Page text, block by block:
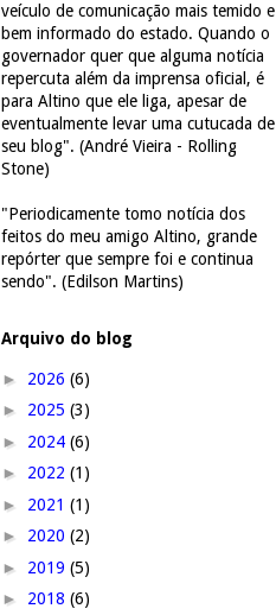
veículo de comunicação mais temido e
bem informado do estado. Quando o
governador quer que alguma notícia
repercuta além da imprensa oficial, é
para Altino que ele liga, apesar de
eventualmente levar uma cutucada de
seu blog". (André Vieira - Rolling
Stone)
"Periodicamente tomo notícia dos
feitos do meu amigo Altino, grande
repórter que sempre foi e continua
sendo". (Edilson Martins)
Arquivo do blog
► 2026 (6)
► 2025 (3)
► 2024 (6)
► 2022 (1)
► 2021 (1)
► 2020 (2)
► 2019 (5)
► 2018 (6)